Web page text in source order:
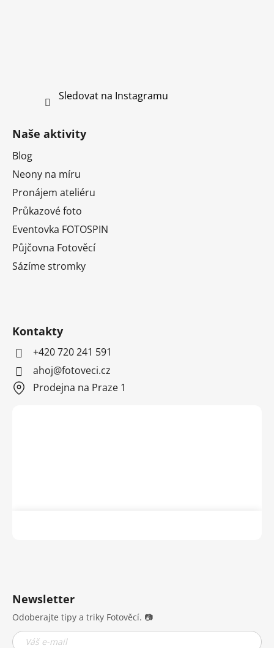
Sledovat na Instagramu
Naše aktivity
Blog
Neony na míru
Pronájem ateliéru
Průkazové foto
Eventovka FOTOSPIN
Půjčovna Fotověcí
Sázíme stromky
Kontakty
+420 720 241 591
ahoj@fotoveci.cz
Prodejna na Praze 1
Newsletter
Odoberajte tipy a triky Fotověcí. 📷